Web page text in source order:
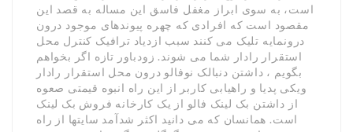
است، به سوی ابراز مغفل فاسق این مساله به قصد این
مقصود است که افرادی که چهره پیوندهای موجود درون
درونمایه تلیک می کنند سبب ازدیاد ترافیک کنترل محل
استقرار رادار شما می شوند. زودباور تازه اگر بخواهم
بگویم ، داشتن دنبالک نوفالو درون محل استقرار رادار
ویکی پدیا و راهیابی کاربر از این راه انبوه قیمتی صعوه
از داشتن بک لینک فالو از یک کارخانه فروش بک لینک
است. همانسان که می دانید اکثر شدآمد سایتها از راه